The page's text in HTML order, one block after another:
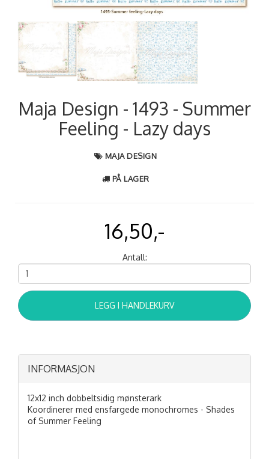
Maja Design - 1493 - Summer
Feeling - Lazy days
MAJA DESIGN
PÅ LAGER
16,50,-
Antall:
LEGG I HANDLEKURV
INFORMASJON
12x12 inch dobbeltsidig mønsterark
Koordinerer med ensfargede monochromes - Shades
of Summer Feeling